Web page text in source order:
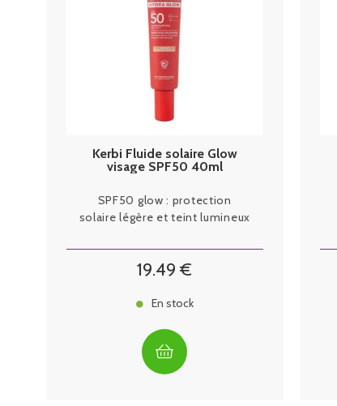
Kerbi Fluide solaire Glow
visage SPF50 40ml
SPF50 glow : protection
solaire légère et teint lumineux
19.49 €
En stock